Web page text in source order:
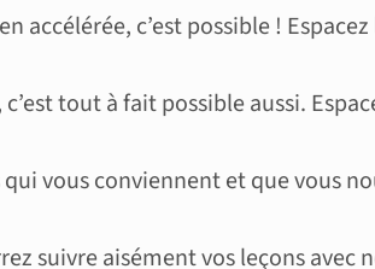
accélérée, c’est possible !
tout à fait possible aussi.
vous conviennent et que vous
suivre aisément vos leçons avec